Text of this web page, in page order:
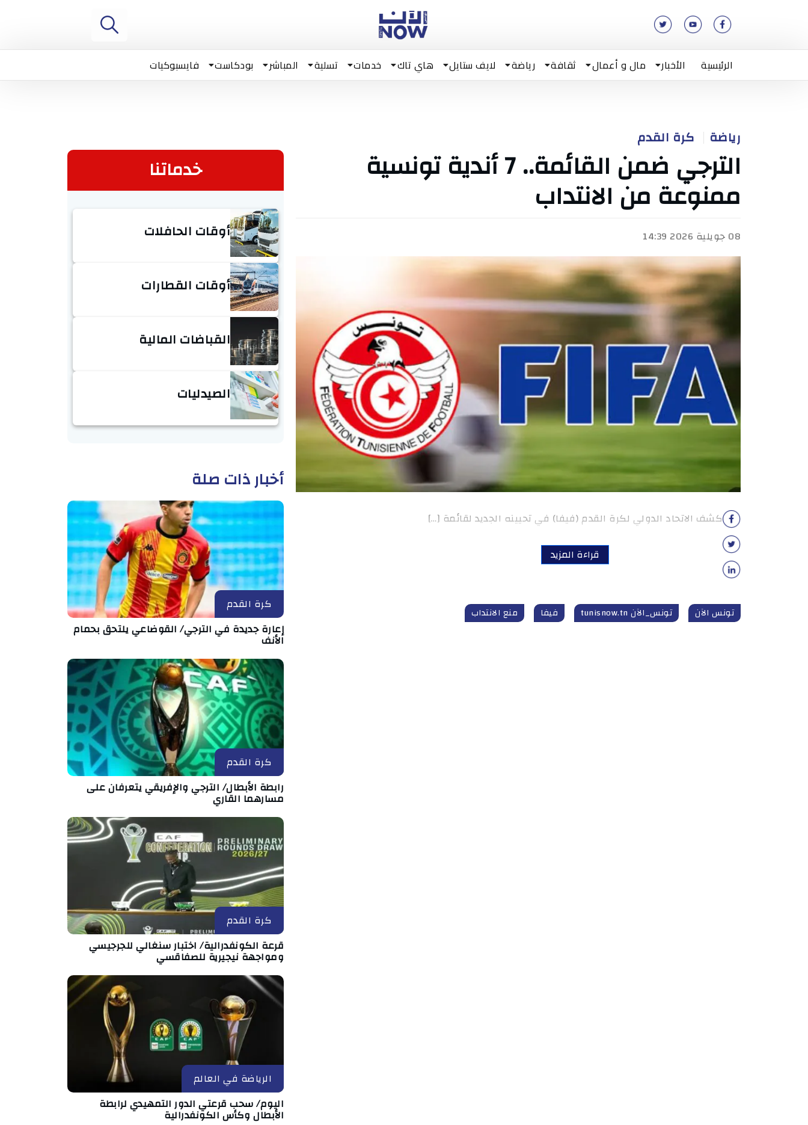
الرئيسية الأخبار مال و أعمال ثقافة رياضة لايف ستايل هاي تاك خدمات تسلية المباشر بودكاست فايسبوكيات
رياضة كرة القدم
الترجي ضمن القائمة.. 7 أندية تونسية
ممنوعة من الانتداب
08 جويلية 2026 14:39
كشف الاتحاد الدولي لكرة القدم (فيفا) في تحيينه الجديد لقائمة […]
قراءة المزيد
تونس الآن تونس_الآن tunisnow.tn فيفا منع الانتداب
خدماتنا
أوقات الحافلات
أوقات القطارات
القباضات المالية
الصيدليات
أخبار ذات صلة
كرة القدم
إعارة جديدة في الترجي/ القوضاعي يلتحق بحمام
الأنف
كرة القدم
رابطة الأبطال/ الترجي والإفريقي يتعرفان على
مسارهما القاري
كرة القدم
قرعة الكونفدرالية/ اختبار سنغالي للجرجيسي
ومواجهة نيجيرية للصفاقسي
الرياضة في العالم
اليوم/ سحب قرعتي الدور التمهيدي لرابطة
الأبطال وكأس الكونفدرالية